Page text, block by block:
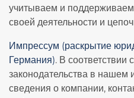
учитываем и
своей деятельности и
Импрессум (раскрытие
Германия). В соответствии
законодательства в нашем
сведения о компании,